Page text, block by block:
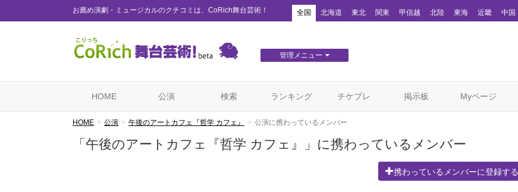
お薦め演劇・ミュージカルのクチコミは、CoRich舞台芸術！ 全国 北海道 東北 関東 甲信越 北陸 東海 近畿 中国
管理メニュー
HOME 公演 検索 ランキング チケプレ 掲示板 Myページ
HOME 公演 午後のアートカフェ『哲学 カフェ』 公演に携わっているメンバー
「午後のアートカフェ『哲学 カフェ』」に携わっているメンバー
携わっているメンバーに登録する